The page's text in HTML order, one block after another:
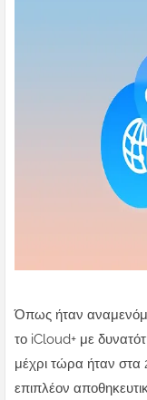
Όπως ήταν
το iCloud+ με
μέχρι τώρα ήταν στα
επιπλέον